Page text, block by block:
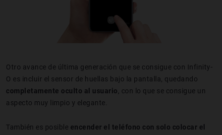
Otro avance de última generación que se consigue con Infinity-
O es incluir el sensor de huellas bajo la pantalla, quedando
completamente oculto al usuario, con lo que se consigue un
aspecto muy limpio y elegante.
También es posible encender el teléfono con solo colocar el